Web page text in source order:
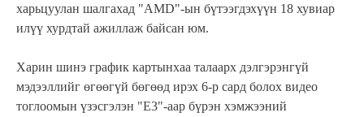
харьцуулан шалгахад "AMD"-ын бүтээгдэхүүн 18 хувиар
илүү хурдтай ажиллаж байсан юм.
Харин шинэ график картынхаа талаарх дэлгэрэнгүй
мэдээллийг өгөөгүй бөгөөд ирэх 6-р сард болох видео
тоглоомын үзэсгэлэн "E3"-аар бүрэн хэмжээний